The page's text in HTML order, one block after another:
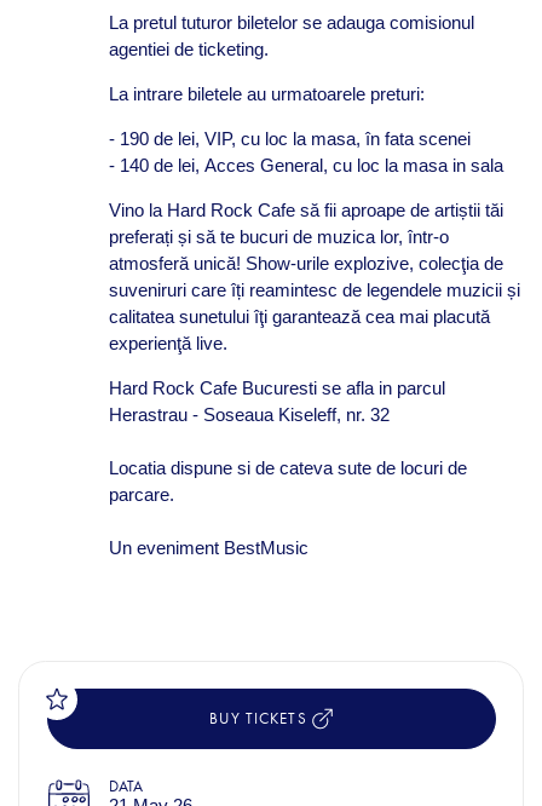
La pretul tuturor biletelor se adauga comisionul
agentiei de ticketing.
La intrare biletele au urmatoarele preturi:
- 190 de lei, VIP, cu loc la masa, în fata scenei
- 140 de lei, Acces General, cu loc la masa in sala
Vino la Hard Rock Cafe să fii aproape de artiștii tăi
preferați și să te bucuri de muzica lor, într-o
atmosferă unică! Show-urile explozive, colecţia de
suveniruri care îți reamintesc de legendele muzicii și
calitatea sunetului îţi garantează cea mai placută
experienţă live.
Hard Rock Cafe Bucuresti se afla in parcul
Herastrau - Soseaua Kiseleff, nr. 32
Locatia dispune si de cateva sute de locuri de
parcare.
Un eveniment BestMusic
BUY TICKETS
DATA